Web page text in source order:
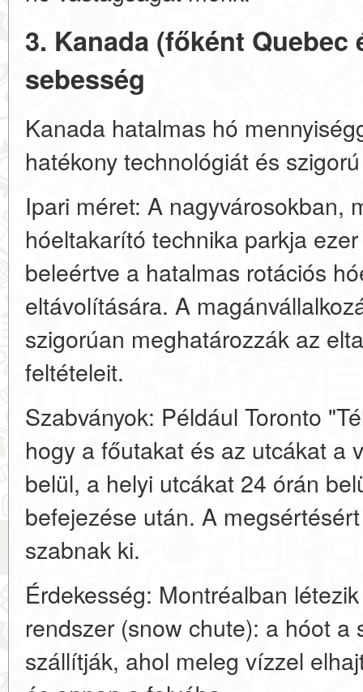
3. Kanada (főként
sebesség
Kanada hatalmas hó
hatékony technológiát és
Ipari méret: A nagyvárosokban,
hóeltakarító technika parkja
beleértve a hatalmas rotációs
eltávolítására. A
szigorúan meghatározzák az
feltételeit.
Szabványok: Például Toronto
hogy a főutakat és az utcákat a
belül, a helyi utcákat 24 órán
befejezése után. A
szabnak ki.
Érdekesség: Montréalban
rendszer (snow chute): a hóot a
szállítják, ahol meleg vízzel